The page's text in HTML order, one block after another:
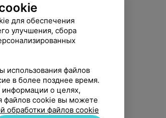
для обеспечения
улучшения, сбора
использования файлов
в более позднее время.
о целях,
файлов cookie вы можете
обработки файлов cookie